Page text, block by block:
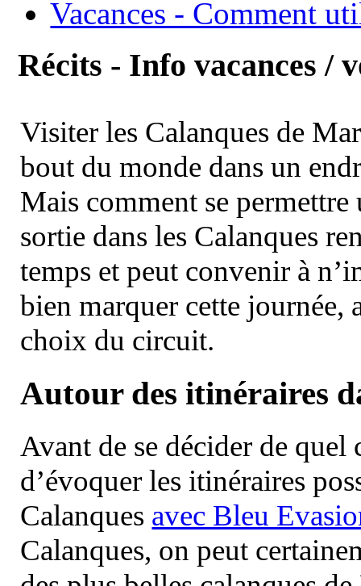
Vacances - Comment
Récits - Info vacances /
Visiter les Calanques de
bout du monde dans un
Mais comment se permettre
sortie dans les Calanques
temps et peut convenir à
bien marquer cette journée,
choix du circuit.
Autour des itinéraires
Avant de se décider de
d’évoquer les itinéraires
Calanques avec Bleu
Calanques, on peut